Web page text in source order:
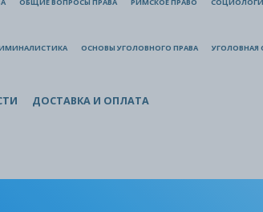
ОСНОВЫ УГОЛОВНОГО ПРАВА УГОЛОВНАЯ
ДОСТАВКА И ОПЛАТА